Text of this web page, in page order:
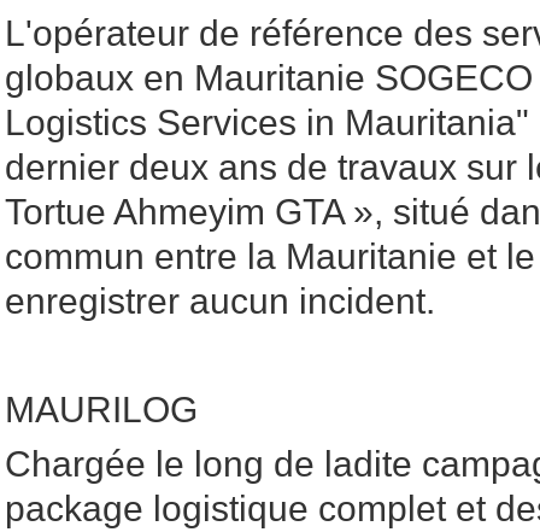
L'opérateur de référence des
globaux en Mauritanie
Logistics Services in
dernier deux ans de travaux sur
Tortue Ahmeyim GTA », situé
commun entre la Mauritanie et
enregistrer aucun incident.
MAURILOG
Chargée le long de ladite
package logistique complet et